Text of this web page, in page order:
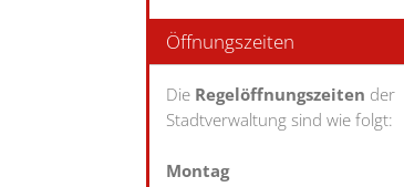
Öffnungszeiten
Die Regelöffnungszeiten der
Stadtverwaltung sind wie folgt:
Montag